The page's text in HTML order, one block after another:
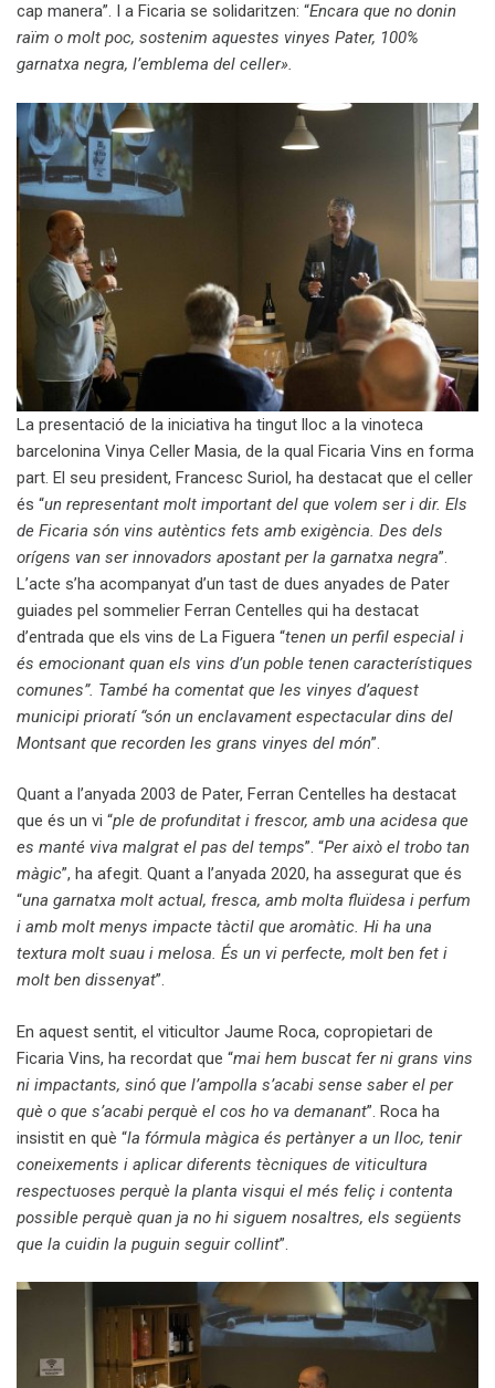
cap manera”. I a Ficaria se solidaritzen: “Encara que no donin
raïm o molt poc, sostenim aquestes vinyes Pater, 100%
garnatxa negra, l’emblema del celler».
La presentació de la iniciativa ha tingut lloc a la vinoteca
barcelonina Vinya Celler Masia, de la qual Ficaria Vins en forma
part. El seu president, Francesc Suriol, ha destacat que el celler
és “un representant molt important del que volem ser i dir. Els
de Ficaria són vins autèntics fets amb exigència. Des dels
orígens van ser innovadors apostant per la garnatxa negra”.
L’acte s’ha acompanyat d’un tast de dues anyades de Pater
guiades pel sommelier Ferran Centelles qui ha destacat
d’entrada que els vins de La Figuera “tenen un perfil especial i
és emocionant quan els vins d’un poble tenen característiques
comunes”. També ha comentat que les vinyes d’aquest
municipi prioratí “són un enclavament espectacular dins del
Montsant que recorden les grans vinyes del món”.
Quant a l’anyada 2003 de Pater, Ferran Centelles ha destacat
que és un vi “ple de profunditat i frescor, amb una acidesa que
es manté viva malgrat el pas del temps”. “Per això el trobo tan
màgic”, ha afegit. Quant a l’anyada 2020, ha assegurat que és
“una garnatxa molt actual, fresca, amb molta fluïdesa i perfum
i amb molt menys impacte tàctil que aromàtic. Hi ha una
textura molt suau i melosa. És un vi perfecte, molt ben fet i
molt ben dissenyat”.
En aquest sentit, el viticultor Jaume Roca, copropietari de
Ficaria Vins, ha recordat que “mai hem buscat fer ni grans vins
ni impactants, sinó que l’ampolla s’acabi sense saber el per
què o que s’acabi perquè el cos ho va demanant”. Roca ha
insistit en què “la fórmula màgica és pertànyer a un lloc, tenir
coneixements i aplicar diferents tècniques de viticultura
respectuoses perquè la planta visqui el més feliç i contenta
possible perquè quan ja no hi siguem nosaltres, els següents
que la cuidin la puguin seguir collint”.